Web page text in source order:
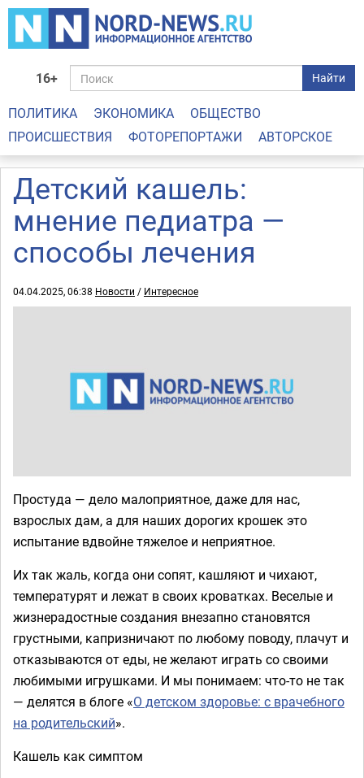
16+ Найти
ПОЛИТИКА ЭКОНОМИКА
ОБЩЕСТВО
ПРОИСШЕСТВИЯ
ФОТОРЕПОРТАЖИ АВТОРСКОЕ
Детский кашель:
мнение педиатра —
способы лечения
04.04.2025, 06:38 Новости / Интересное
Простуда — дело малоприятное, даже для нас,
взрослых дам, а для наших дорогих крошек это
испытание вдвойне тяжелое и неприятное.
Их так жаль, когда они сопят, кашляют и чихают,
температурят и лежат в своих кроватках. Веселые и
жизнерадостные создания внезапно становятся
грустными, капризничают по любому поводу, плачут и
отказываются от еды, не желают играть со своими
любимыми игрушками. И мы понимаем: что-то не так
— делятся в блоге «О детском здоровье: с врачебного
на родительский».
Кашель как симптом